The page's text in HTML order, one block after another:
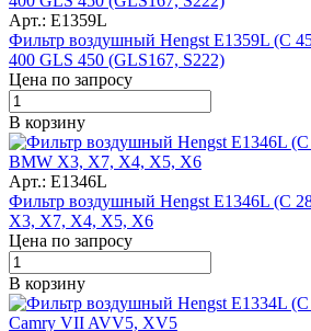
Арт.: E1359L
Фильтр воздушный Hengst E1359L (C
400 GLS 450 (GLS167, S222)
Цена по запросу
В корзину
Арт.: E1346L
Фильтр воздушный Hengst E1346L (C
X3, X7, X4, X5, X6
Цена по запросу
В корзину